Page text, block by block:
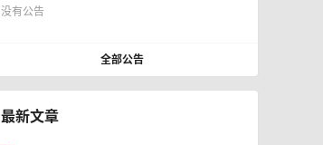
没有公告
全部公告
最新文章